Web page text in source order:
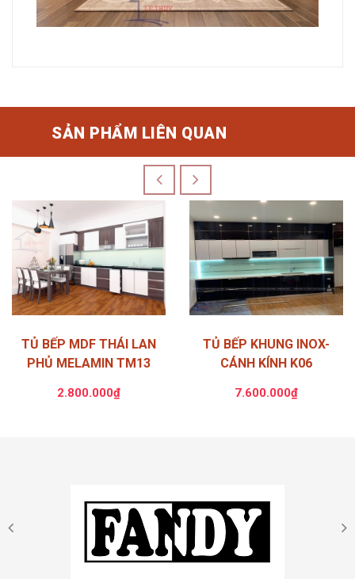
SẢN PHẨM LIÊN QUAN
TỦ BẾP MDF THÁI LAN
PHỦ MELAMIN TM13
2.800.000₫
TỦ BẾP KHUNG INOX-
CÁNH KÍNH K06
7.600.000₫